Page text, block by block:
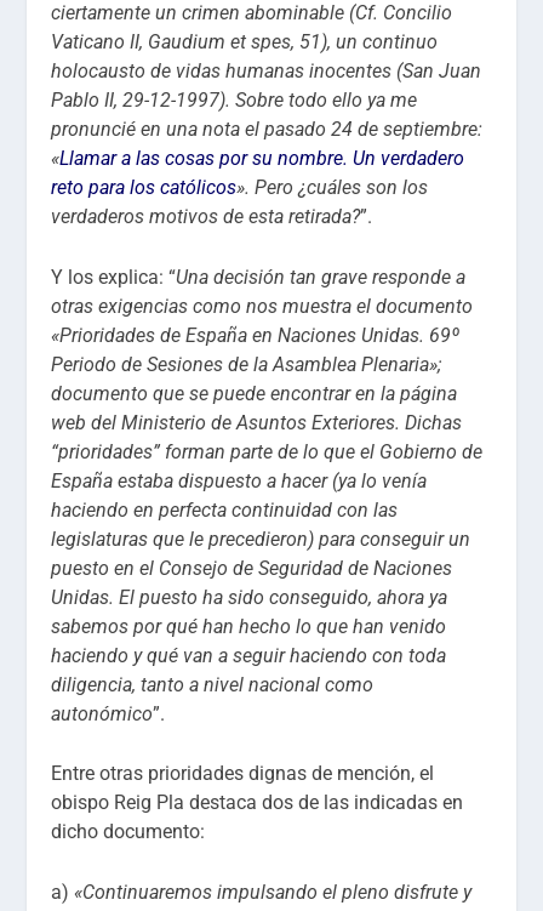
ciertamente un crimen abominable (Cf. Concilio
Vaticano II, Gaudium et spes, 51), un continuo
holocausto de vidas humanas inocentes (San Juan
Pablo II, 29-12-1997). Sobre todo ello ya me
pronuncié en una nota el pasado 24 de septiembre:
«Llamar a las cosas por su nombre. Un verdadero
reto para los católicos». Pero ¿cuáles son los
verdaderos motivos de esta retirada?”.
Y los explica: “Una decisión tan grave responde a
otras exigencias como nos muestra el documento
«Prioridades de España en Naciones Unidas. 69º
Periodo de Sesiones de la Asamblea Plenaria»;
documento que se puede encontrar en la página
web del Ministerio de Asuntos Exteriores. Dichas
“prioridades” forman parte de lo que el Gobierno de
España estaba dispuesto a hacer (ya lo venía
haciendo en perfecta continuidad con las
legislaturas que le precedieron) para conseguir un
puesto en el Consejo de Seguridad de Naciones
Unidas. El puesto ha sido conseguido, ahora ya
sabemos por qué han hecho lo que han venido
haciendo y qué van a seguir haciendo con toda
diligencia, tanto a nivel nacional como
autonómico”.
Entre otras prioridades dignas de mención, el
obispo Reig Pla destaca dos de las indicadas en
dicho documento:
a) «Continuaremos impulsando el pleno disfrute y